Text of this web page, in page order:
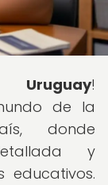
Uruguay!
de la
donde
y
educativos.